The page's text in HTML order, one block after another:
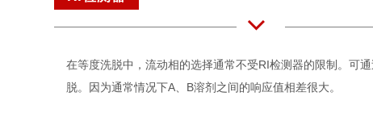
在等度洗脱中，流动相的选择通常不受RI检测器的限制。可
脱。因为通常情况下A、B溶剂之间的响应值相差很大。